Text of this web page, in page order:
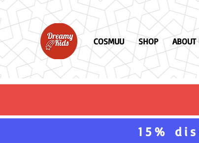
COSMUU SHOP ABOUT
15%